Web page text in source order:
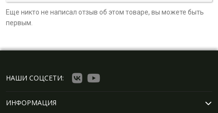
Еще никто не написал отзыв об этом товаре, вы можете быть
первым.
НАШИ СОЦСЕТИ:
ИНФОРМАЦИЯ